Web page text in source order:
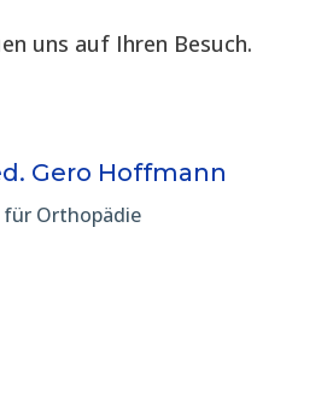
uns auf Ihren Besuch.
Gero Hoffmann
für Orthopädie